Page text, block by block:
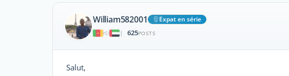
William582001
Expat en série
|
625POSTS
Salut,